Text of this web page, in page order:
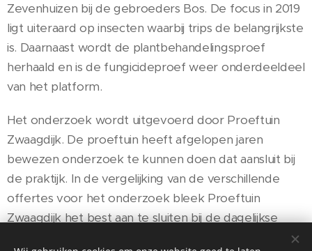
Zevenhuizen bij de gebroeders Bos. De focus in 2019
ligt uiteraard op insecten waarbij trips de belangrijkste
is. Daarnaast wordt de plantbehandelingsproef
herhaald en is de fungicideproef weer onderdeeldeel
van het platform.
Het onderzoek wordt uitgevoerd door Proeftuin
Zwaagdijk. De proeftuin heeft afgelopen jaren
bewezen onderzoek te kunnen doen dat aansluit bij
de praktijk. In de vergelijking van de verschillende
offertes voor het onderzoek bleek Proeftuin
Zwaagdijk het best aan te sluiten bij de dagelijkse